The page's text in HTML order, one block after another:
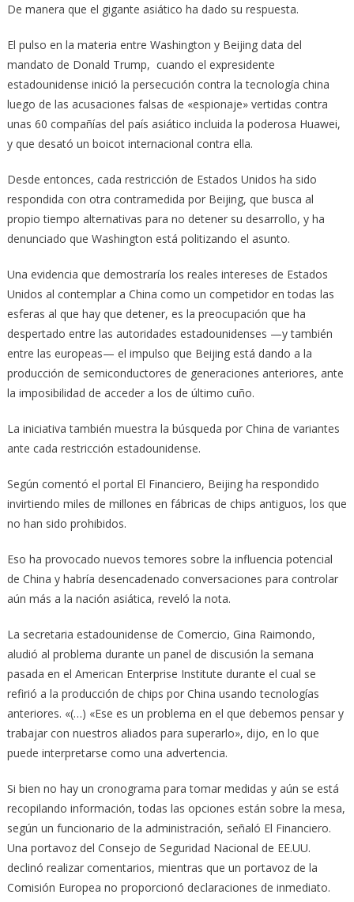
De manera que el gigante asiático ha dado su respuesta.
El pulso en la materia entre Washington y Beijing data del
mandato de Donald Trump, cuando el expresidente
estadounidense inició la persecución contra la tecnología china
luego de las acusaciones falsas de «espionaje» vertidas contra
unas 60 compañías del país asiático incluida la poderosa Huawei,
y que desató un boicot internacional contra ella.
Desde entonces, cada restricción de Estados Unidos ha sido
respondida con otra contramedida por Beijing, que busca al
propio tiempo alternativas para no detener su desarrollo, y ha
denunciado que Washington está politizando el asunto.
Una evidencia que demostraría los reales intereses de Estados
Unidos al contemplar a China como un competidor en todas las
esferas al que hay que detener, es la preocupación que ha
despertado entre las autoridades estadounidenses —y también
entre las europeas— el impulso que Beijing está dando a la
producción de semiconductores de generaciones anteriores, ante
la imposibilidad de acceder a los de último cuño.
La iniciativa también muestra la búsqueda por China de variantes
ante cada restricción estadounidense.
Según comentó el portal El Financiero, Beijing ha respondido
invirtiendo miles de millones en fábricas de chips antiguos, los que
no han sido prohibidos.
Eso ha provocado nuevos temores sobre la influencia potencial
de China y habría desencadenado conversaciones para controlar
aún más a la nación asiática, reveló la nota.
La secretaria estadounidense de Comercio, Gina Raimondo,
aludió al problema durante un panel de discusión la semana
pasada en el American Enterprise Institute durante el cual se
refirió a la producción de chips por China usando tecnologías
anteriores. «(…) «Ese es un problema en el que debemos pensar y
trabajar con nuestros aliados para superarlo», dijo, en lo que
puede interpretarse como una advertencia.
Si bien no hay un cronograma para tomar medidas y aún se está
recopilando información, todas las opciones están sobre la mesa,
según un funcionario de la administración, señaló El Financiero.
Una portavoz del Consejo de Seguridad Nacional de EE.UU.
declinó realizar comentarios, mientras que un portavoz de la
Comisión Europea no proporcionó declaraciones de inmediato.